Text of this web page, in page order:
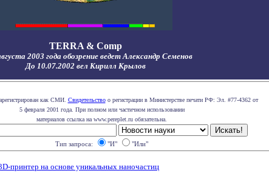
TERRA & Comp
2003 года обозрение ведет Александр Семенов
До 10.07.2002 вел Кирилл Крылов
как СМИ. Свидетельствоо регистрации в Министерстве печати РФ: Эл. #77-4362 от
5 февраля 2001 года. При полном или частичном использовании
материалов ссылка на www.pereplet.ru обязательна.
Тип запроса: "И" "Или"
принтер на основе уникальных наночастиц